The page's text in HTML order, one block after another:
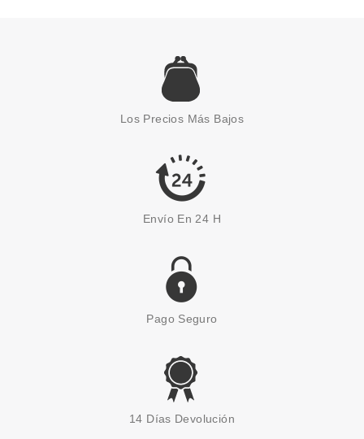
ESSENCE
ESSENCE GEL NAIL COLOUR
ESMALTE DE UÑAS 08 THE
FINAL ROSE
1.65€
ESSENCE
ESSENCE GEL NAIL COLOUR
ESMALTE DE UÑAS 39 LUCKY
Los Precios Más Bajos
Envío En 24 H
Pago Seguro
14 Días Devolución